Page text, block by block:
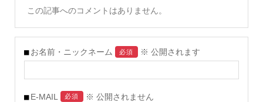
この記事へのコメントはありません。
お名前・ニックネーム 必須 ※ 公開されます
E-MAIL 必須 ※ 公開されません